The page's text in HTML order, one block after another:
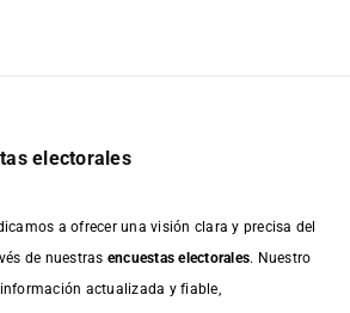
electorales
a ofrecer una visión clara y precisa del
de nuestras encuestas electorales. Nuestro
actualizada y fiable,